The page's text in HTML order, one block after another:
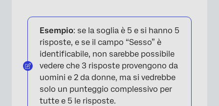
Esempio: se la soglia è 5 e si hanno 5
risposte, e se il campo “Sesso” è
identificabile, non sarebbe possibile
vedere che 3 risposte provengono da
uomini e 2 da donne, ma si vedrebbe
solo un punteggio complessivo per
tutte e 5 le risposte.